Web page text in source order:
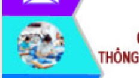
Phát động chiến dịch 30 ngày đêm
giải phóng mặt bằng Tuyến đường bộ
ven biển
Đắk Lắk nỗ lực thúc đẩy tăng trưởng
kinh tế từ 10% trở lên trong Quý
II/2026